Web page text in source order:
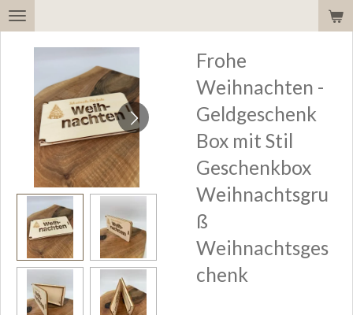
Zum
Frohe
Weihnachten -
Geldgeschenk
Box mit Stil
Geschenkbox
Weihnachtsgru
ß
Weihnachtsges
chenk